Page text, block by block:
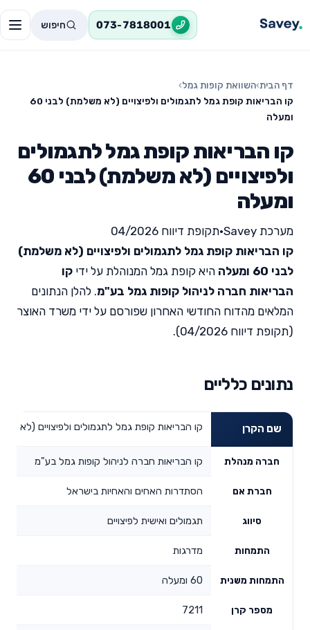
073-7818001 חיפוש
דף הבית›השוואת קופות גמל›
קו הבריאות קופת גמל לתגמולים ולפיצויים (לא משלמת) לבני 60
ומעלה
קו הבריאות קופת גמל לתגמולים
ולפיצויים (לא משלמת) לבני 60
ומעלה
מערכת Savey •תקופת דיווח 04/2026
קו הבריאות קופת גמל לתגמולים ולפיצויים (לא משלמת)
לבני 60 ומעלה
היא קופת גמל המנוהלת על ידי קו
הבריאות חברה לניהול קופות גמל בע"מ. להלן הנתונים
המלאים מהדוח החודשי האחרון שפורסם על ידי משרד האוצר
(תקופת דיווח 04/2026).
נתונים כלליים
שם הקרן קו הבריאות קופת גמל לתגמולים ולפיצויים (לא משלמת)
חברה מנהלת קו הבריאות חברה לניהול קופות גמל בע"מ
חברת אם הסתדרות האחים והאחיות בישראל
סיווג תגמולים ואישית לפיצויים
התמחות מדרגות
התמחות משנית 60 ומעלה
מספר קרן 7211